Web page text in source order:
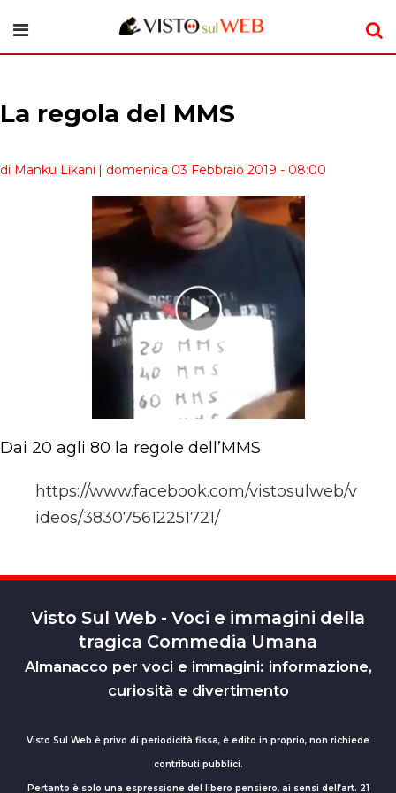
La regola del MMS
di Manku Likani | domenica 03 Febbraio 2019 - 08:00
Dai 20 agli 80 la regole dell’MMS
https://www.facebook.com/vistosulweb/v
ideos/383075612251721/
Visto Sul Web - Voci e immagini della
tragica Commedia Umana
Almanacco per voci e immagini: informazione,
curiosità e divertimento
Visto Sul Web è privo di periodicità fissa, è edito in proprio, non richiede
contributi pubblici.
Pertanto è solo una espressione del libero pensiero, ai sensi dell’art. 21